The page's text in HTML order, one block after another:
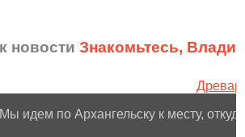
новостиЗнакомьтесь,
Мы идем по Архангельску к месту,